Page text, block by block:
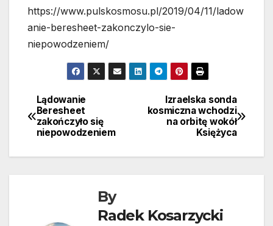
https://www.pulskosmosu.pl/2019/04/11/ladow
anie-beresheet-zakonczylo-sie-
niepowodzeniem/
Nawigacja
wpisu
Izraelska sonda
kosmiczna wchodzi
na orbitę wokół
Księżyca
Lądowanie
Beresheet
zakończyło się
niepowodzeniem
By
Radek Kosarzycki